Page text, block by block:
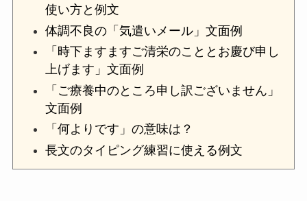
使い方と例文
体調不良の「気遣いメール」文面例
「時下ますますご清栄のこととお慶び申し
上げます」文面例
「ご療養中のところ申し訳ございません」
文面例
「何よりです」の意味は？
長文のタイピング練習に使える例文